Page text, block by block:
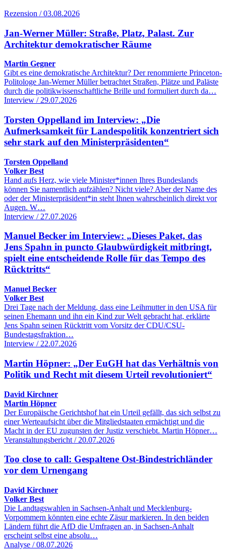
Rezension / 03.08.2026
Jan-Werner Müller: Straße, Platz, Palast. Zur
Architektur demokratischer Räume
Martin Gegner
Gibt es eine demokratische Architektur? Der renommierte Princeton-
Politologe Jan-Werner Müller betrachtet Straßen, Plätze und Paläste
durch die politikwissenschaftliche Brille und formuliert durch da…
Interview / 29.07.2026
Torsten Oppelland im Interview: „Die
Aufmerksamkeit für Landespolitik konzentriert sich
sehr stark auf den Ministerpräsidenten“
Torsten Oppelland
Volker Best
Hand aufs Herz, wie viele Minister*innen Ihres Bundeslands
können Sie namentlich aufzählen? Nicht viele? Aber der Name des
oder der Ministerpräsident*in steht Ihnen wahrscheinlich direkt vor
Augen. W…
Interview / 27.07.2026
Manuel Becker im Interview: „Dieses Paket, das
Jens Spahn in puncto Glaubwürdigkeit mitbringt,
spielt eine entscheidende Rolle für das Tempo des
Rücktritts“
Manuel Becker
Volker Best
Drei Tage nach der Meldung, dass eine Leihmutter in den USA für
seinen Ehemann und ihn ein Kind zur Welt gebracht hat, erklärte
Jens Spahn seinen Rücktritt vom Vorsitz der CDU/CSU-
Bundestagsfraktion…
Interview / 22.07.2026
Martin Höpner: „Der EuGH hat das Verhältnis von
Politik und Recht mit diesem Urteil revolutioniert“
David Kirchner
Martin Höpner
Der Europäische Gerichtshof hat ein Urteil gefällt, das sich selbst zu
einer Werteaufsicht über die Mitgliedstaaten ermächtigt und die
Macht in der EU zugunsten der Justiz verschiebt. Martin Höpner…
Veranstaltungsbericht / 20.07.2026
Too close to call: Gespaltene Ost-Bindestrichländer
vor dem Urnengang
David Kirchner
Volker Best
Die Landtagswahlen in Sachsen-Anhalt und Mecklenburg-
Vorpommern könnten eine echte Zäsur markieren. In den beiden
Ländern führt die AfD die Umfragen an, in Sachsen-Anhalt
erscheint selbst eine absolu…
Analyse / 08.07.2026